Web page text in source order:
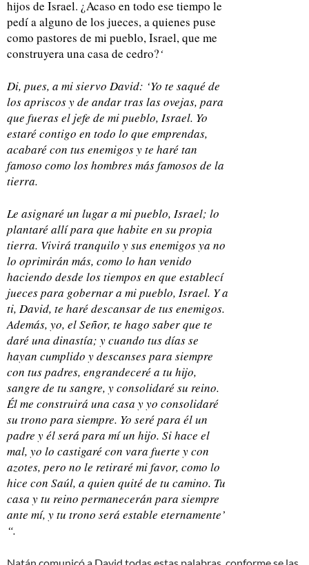
hijos de Israel. ¿Acaso en todo ese tiempo le
pedí a alguno de los jueces, a quienes puse
como pastores de mi pueblo, Israel, que me
construyera una casa de cedro?‘
Di, pues, a mi siervo David: ‘Yo te saqué de
los apriscos y de andar tras las ovejas, para
que fueras el jefe de mi pueblo, Israel. Yo
estaré contigo en todo lo que emprendas,
acabaré con tus enemigos y te haré tan
famoso como los hombres más famosos de la
tierra.
Le asignaré un lugar a mi pueblo, Israel; lo
plantaré allí para que habite en su propia
tierra. Vivirá tranquilo y sus enemigos ya no
lo oprimirán más, como lo han venido
haciendo desde los tiempos en que establecí
jueces para gobernar a mi pueblo, Israel. Y a
ti, David, te haré descansar de tus enemigos.
Además, yo, el Señor, te hago saber que te
daré una dinastía; y cuando tus días se
hayan cumplido y descanses para siempre
con tus padres, engrandeceré a tu hijo,
sangre de tu sangre, y consolidaré su reino.
Él me construirá una casa y yo consolidaré
su trono para siempre. Yo seré para él un
padre y él será para mí un hijo. Si hace el
mal, yo lo castigaré con vara fuerte y con
azotes, pero no le retiraré mi favor, como lo
hice con Saúl, a quien quité de tu camino. Tu
casa y tu reino permanecerán para siempre
ante mí, y tu trono será estable eternamente’
“.